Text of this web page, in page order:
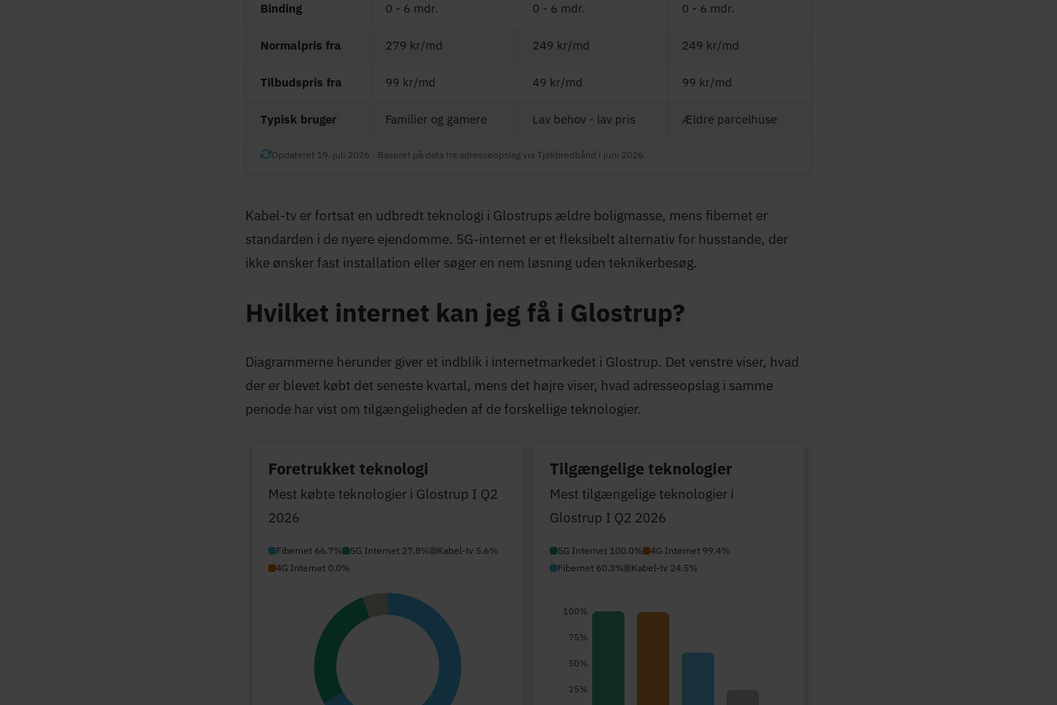
Binding 0 - 6 mdr. 0 - 6 mdr. 0 - 6 mdr.
Normalpris fra 279 kr/md 249 kr/md 249 kr/md
Tilbudspris fra 99 kr/md 49 kr/md 99 kr/md
Typisk bruger Familier og gamere Lav behov - lav pris Ældre parcelhuse
Opdateret 19. juli 2026 · Baseret på data fra adresseopslag via Tjekbredbånd i juni 2026
Kabel-tv er fortsat en udbredt teknologi i Glostrups ældre boligmasse, mens fibernet er
standarden i de nyere ejendomme. 5G-internet er et fleksibelt alternativ for husstande, der
ikke ønsker fast installation eller søger en nem løsning uden teknikerbesøg.
Hvilket internet kan jeg få i Glostrup?
Diagrammerne herunder giver et indblik i internetmarkedet i Glostrup. Det venstre viser, hvad
der er blevet købt det seneste kvartal, mens det højre viser, hvad adresseopslag i samme
periode har vist om tilgængeligheden af de forskellige teknologier.
Foretrukket teknologi
Mest købte teknologier i Glostrup I Q2
2026
Fibernet 66.7% 5G Internet 27.8%
Kabel-tv 5.6%
4G Internet 0.0%
Tilgængelige teknologier
Mest tilgængelige teknologier i
Glostrup I Q2 2026
5G Internet 100.0%
4G Internet 99.4%
Fibernet 60.3%
Kabel-tv 24.5%
100%
75%
50%
25%